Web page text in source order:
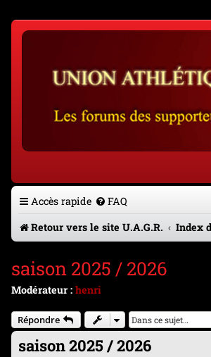
Accès rapide FAQ
Retour vers le site U.A.G.R.
Index
saison 2025 / 2026
Modérateur : henri
Répondre
saison 2025 / 2026